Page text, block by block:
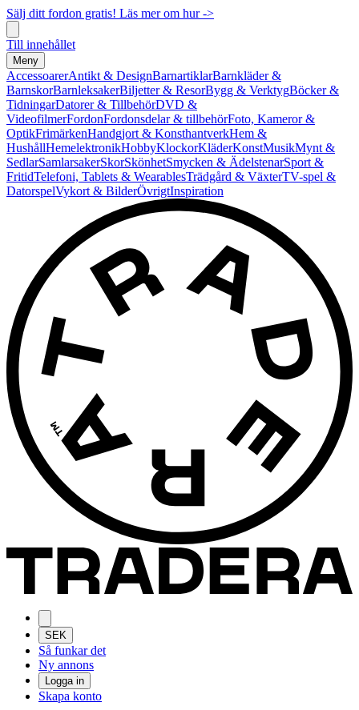
Sälj ditt fordon gratis! Läs mer om hur ->
Till innehållet
Meny
AccessoarerAntikt & DesignBarnartiklarBarnkläder &
BarnskorBarnleksakerBiljetter & ResorBygg & VerktygBöcker &
TidningarDatorer & TillbehörDVD &
VideofilmerFordonFordonsdelar & tillbehörFoto, Kameror &
OptikFrimärkenHandgjort & KonsthantverkHem &
HushållHemelektronikHobbyKlockorKläderKonstMusikMynt &
SedlarSamlarsakerSkorSkönhetSmycken & ÄdelstenarSport &
FritidTelefoni, Tablets & WearablesTrädgård & VäxterTV-spel &
DatorspelVykort & BilderÖvrigtInspiration
SEK
Så funkar det
Ny annons
Logga in
Skapa konto